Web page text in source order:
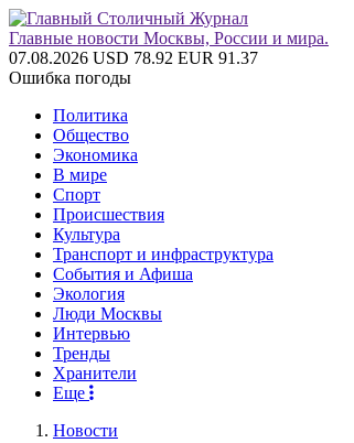
Главные новости Москвы, России и мира.
07.08.2026 USD 78.92 EUR 91.37
Ошибка погоды
Политика
Общество
Экономика
В мире
Спорт
Происшествия
Культура
Транспорт и инфраструктура
События и Афиша
Экология
Люди Москвы
Интервью
Тренды
Хранители
Еще
Новости